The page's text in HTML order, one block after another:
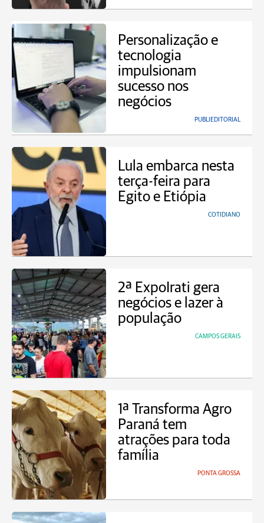
Personalização e
tecnologia
impulsionam
sucesso nos
negócios
PUBLIEDITORIAL
Lula embarca nesta
terça-feira para
Egito e Etiópia
COTIDIANO
2ª ExpoIrati gera
negócios e lazer à
população
CAMPOS GERAIS
1ª Transforma Agro
Paraná tem
atrações para toda
família
PONTA GROSSA